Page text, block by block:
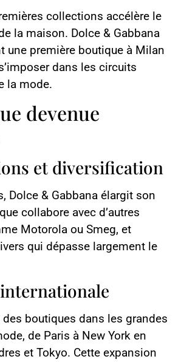
collections accélère le
la maison. Dolce & Gabbana
une première boutique à Milan
dans les circuits
la mode.
devenue
et diversification
Dolce & Gabbana élargit son
collabore avec d’autres
Motorola ou Smeg, et
qui dépasse largement le
boutiques dans les grandes
de Paris à New York en
et Tokyo. Cette expansion